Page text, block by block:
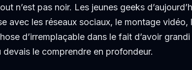
n’est pas noir. Les jeunes geeks
avec les réseaux sociaux, le montage
d’irremplaçable dans le fait d’avoir
devais le comprendre en profondeur.